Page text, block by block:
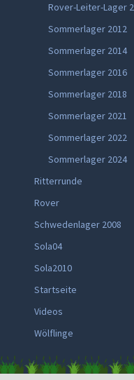
Rover-Leiter-Lager
Sommerlager 2012
Sommerlager 2014
Sommerlager 2016
Sommerlager 2018
Sommerlager 2021
Sommerlager 2022
Sommerlager 2024
Ritterrunde
Rover
Schwedenlager 2008
Sola04
Sola2010
Startseite
Videos
Wölflinge